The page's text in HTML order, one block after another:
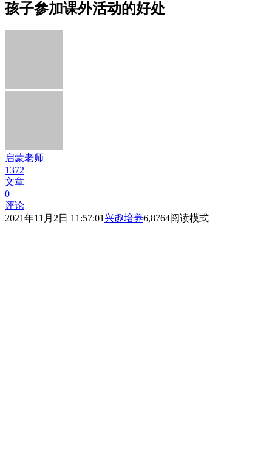
孩子参加课外活动的好处
启蒙老师
1372
文章
0
评论
2021年11月2日 11:57:01 兴趣培养6,8764阅读模式